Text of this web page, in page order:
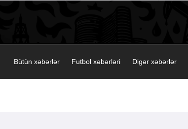
Bütün xəbərlər Futbol xəbərləri Digər xəbərlər